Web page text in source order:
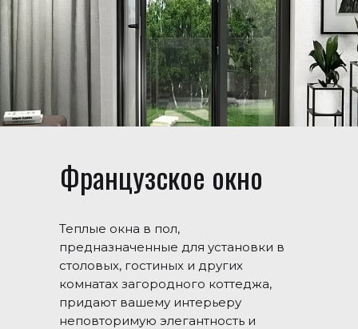
Французское окно
Теплые окна в пол,
предназначенные для установки в
столовых, гостиных и других
комнатах загородного коттеджа,
придают вашему интерьеру
неповторимую элегантность и